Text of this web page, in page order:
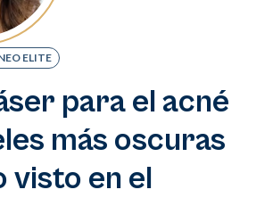
ELITE
para el acné
más oscuras
visto en el